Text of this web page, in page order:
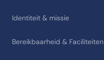
Identiteit & missie
Bereikbaarheid & Faciliteiten